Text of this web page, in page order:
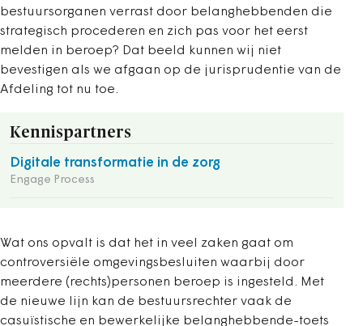
bestuursorganen verrast door belanghebbenden die
strategisch procederen en zich pas voor het eerst
melden in beroep? Dat beeld kunnen wij niet
bevestigen als we afgaan op de jurisprudentie van de
Afdeling tot nu toe.
Kennispartners
Digitale transformatie in de zorg
Engage Process
Wat ons opvalt is dat het in veel zaken gaat om
controversiële omgevingsbesluiten waarbij door
meerdere (rechts)personen beroep is ingesteld. Met
de nieuwe lijn kan de bestuursrechter vaak de
casuïstische en bewerkelijke belanghebbende-toets